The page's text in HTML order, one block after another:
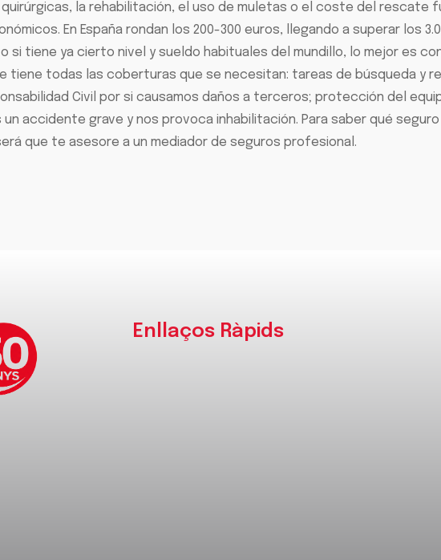
la rehabilitación, el uso de muletas o el coste del rescate
En España rondan los 200-300 euros, llegando a superar los
si tiene ya cierto nivel y sueldo habituales del mundillo, lo mejor es
tiene todas las coberturas que se necesitan: tareas de búsqueda y
Civil por si causamos daños a terceros; protección del
accidente grave y nos provoca inhabilitación. Para saber qué
que te asesore a un mediador de seguros profesional.
Enllaços Ràpids